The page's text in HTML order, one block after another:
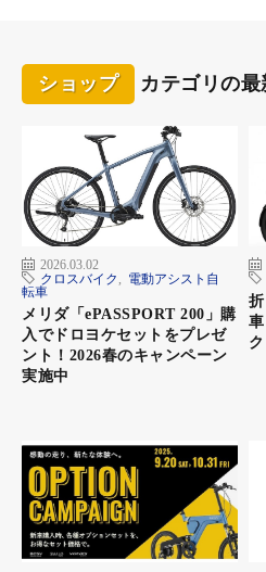
ショップ カテゴリの最
2026.03.02
クロスバイク
電動アシスト自
転車
メリダ「ePASSPORT 200」購
入でドロヨケセットをプレゼ
ント！2026春のキャンペーン
実施中